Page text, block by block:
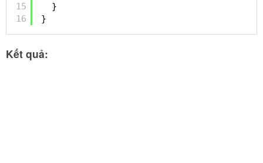
15
16
}
}
Kết quả: